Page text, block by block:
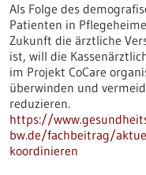
Als Folge des
Patienten in
Zukunft die ärztliche
ist, will die
im Projekt CoCare
überwinden und
reduzieren.
https://
bw.de/fachbeitrag/
koordinieren